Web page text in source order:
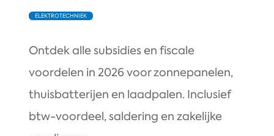
ELEKTROTECHNIEK
Ontdek alle subsidies en fiscale
voordelen in 2026 voor zonnepanelen,
thuisbatterijen en laadpalen. Inclusief
btw-voordeel, saldering en zakelijke